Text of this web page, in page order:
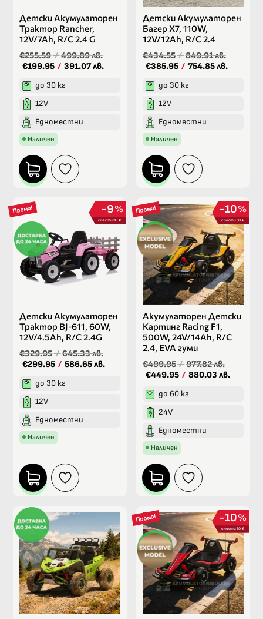
Детски Акумулаторен
Трактор Rancher,
12V/7Ah, R/C 2.4 G
€255.59/499.89 лв.
€199.95 / 391.07 лв.
до 30 кг
12V
Едноместни
Наличен
Детски Акумулаторен
Багер X7, 110W,
12V/12Ah, R/C 2.4
€434.55/849.91 лв.
€385.95 / 754.85 лв.
до 30 кг
12V
Едноместни
Наличен
Промо! %
9
спести 30 €
Детски Акумулаторен
Трактор BJ-611, 60W,
12V/4.5Ah, R/C 2.4G
€329.95/645.33 лв.
€299.95 / 586.65 лв.
до 30 кг
12V
Едноместни
Наличен
Промо! %
10
спести 50 €
Акумулаторен Детски
Картинг Racing F1,
500W, 24V/14Ah, R/C
2.4, EVA гуми
€499.95/977.82 лв.
€449.95 / 880.03 лв.
до 60 кг
24V
Едноместни
Наличен
Промо! %
10
спести 50 €